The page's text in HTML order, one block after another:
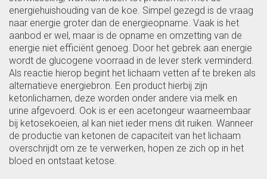
energiehuishouding van de koe. Simpel gezegd is de vraag
naar energie groter dan de energieopname. Vaak is het
aanbod er wel, maar is de opname en omzetting van de
energie niet efficiënt genoeg. Door het gebrek aan energie
wordt de glucogene voorraad in de lever sterk verminderd.
Als reactie hierop begint het lichaam vetten af te breken als
alternatieve energiebron. Een product hierbij zijn
ketonlichamen, deze worden onder andere via melk en
urine afgevoerd. Ook is er een acetongeur waarneembaar
bij ketosekoeien, al kan niet ieder mens dit ruiken. Wanneer
de productie van ketonen de capaciteit van het lichaam
overschrijdt om ze te verwerken, hopen ze zich op in het
bloed en ontstaat ketose.